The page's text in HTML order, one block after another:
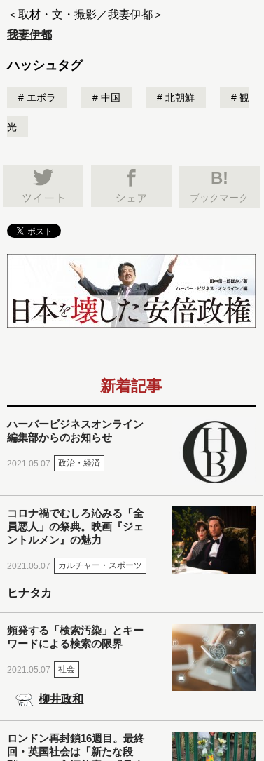
＜取材・文・撮影／我妻伊都＞
我妻伊都
ハッシュタグ
エボラ 中国 北朝鮮 観
光
B!
ブックマーク
新着記事
ハーバービジネスオンライン
編集部からのお知らせ
2021.05.07 政治・経済
コロナ禍でむしろ沁みる「全
員悪人」の祭典。映画『ジェ
ントルメン』の魅力
2021.05.07 カルチャー・スポーツ
ヒナタカ
頻発する「検索汚染」とキー
ワードによる検索の限界
2021.05.07 社会
柳井政和
ロンドン再封鎖16週目。最終
回・英国社会は「新たな段